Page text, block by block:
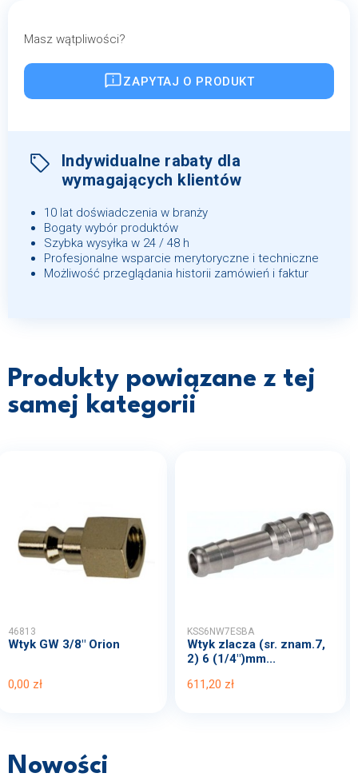
Masz wątpliwości?
ZAPYTAJ O PRODUKT
Indywidualne rabaty dla
wymagających klientów
10 lat doświadczenia w branży
Bogaty wybór produktów
Szybka wysyłka w 24 / 48 h
Profesjonalne wsparcie merytoryczne i techniczne
Możliwość przeglądania historii zamówień i faktur
Produkty powiązane z tej
samej kategorii
46813
Wtyk GW 3/8" Orion
0,00 zł
KSS6NW7ESBA
Wtyk zlacza (sr. znam.7,
2) 6 (1/4")mm...
611,20 zł
Nowości